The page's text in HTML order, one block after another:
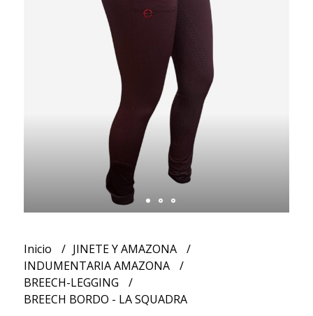
Inicio
JINETE Y AMAZONA
INDUMENTARIA AMAZONA
BREECH-LEGGING
BREECH BORDO - LA SQUADRA